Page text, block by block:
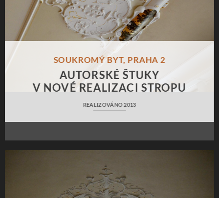
SOUKROMÝ BYT, PRAHA 2
AUTORSKÉ ŠTUKY
V NOVÉ REALIZACI STROPU
REALIZOVÁNO 2013